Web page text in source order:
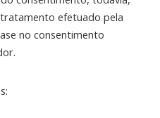
efetuado pela
no consentimento